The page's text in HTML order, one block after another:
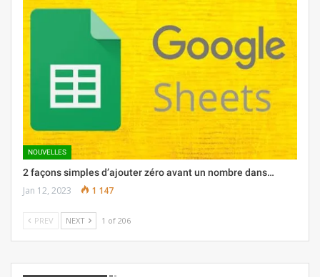
NOUVELLES
2 façons simples d’ajouter zéro avant un nombre dans…
Jan 12, 2023 1 147
PREV NEXT 1 of 206